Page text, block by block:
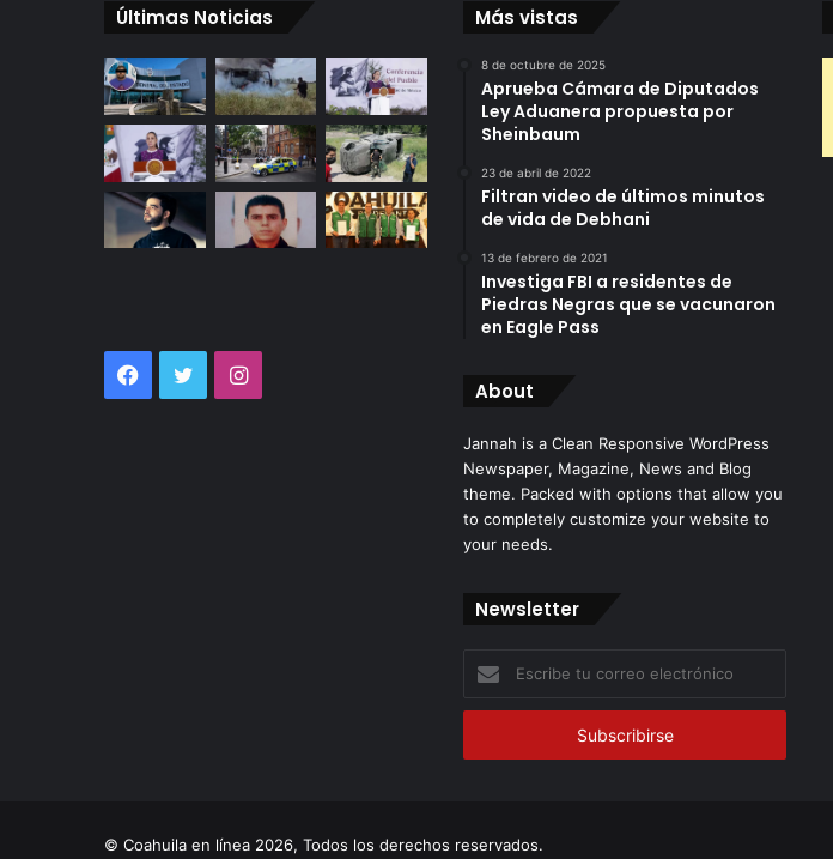
Últimas Noticias
Facebook
TwitterInstagram
Más vistas
8 de octubre de 2025
Aprueba Cámara de Diputados
Ley Aduanera propuesta por
Sheinbaum
23 de abril de 2022
Filtran video de últimos minutos
de vida de Debhani
13 de febrero de 2021
Investiga FBI a residentes de
Piedras Negras que se vacunaron
en Eagle Pass
About
Jannah is a Clean Responsive WordPress
Newspaper, Magazine, News and Blog
theme. Packed with options that allow you
to completely customize your website to
your needs.
Newsletter
correo
© Coahuila en línea 2026, Todos los derechos reservados.